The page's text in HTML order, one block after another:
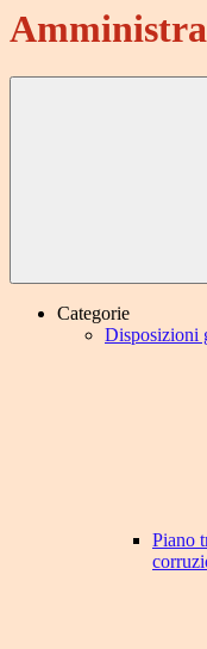
Categorie
Disposizioni
Piano